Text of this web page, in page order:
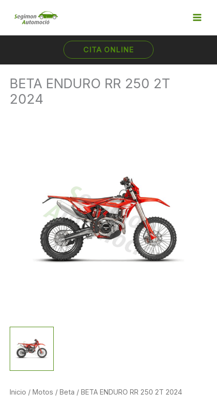
contenido
CITA ONLINE
BETA ENDURO RR 250 2T
2024
Inicio / Motos / Beta / BETA ENDURO RR 250 2T 2024